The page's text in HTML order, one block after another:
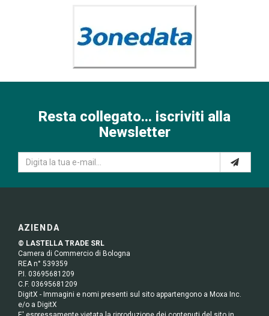
Resta collegato... iscriviti alla
Newsletter
AZIENDA
© LASTELLA TRADE SRL
Camera di Commercio di Bologna
REA n° 539359
P.I. 03695681209
C.F. 03695681209
DigitX - Immagini e nomi presenti sul sito appartengono a Moxa Inc.
e/o a DigitX